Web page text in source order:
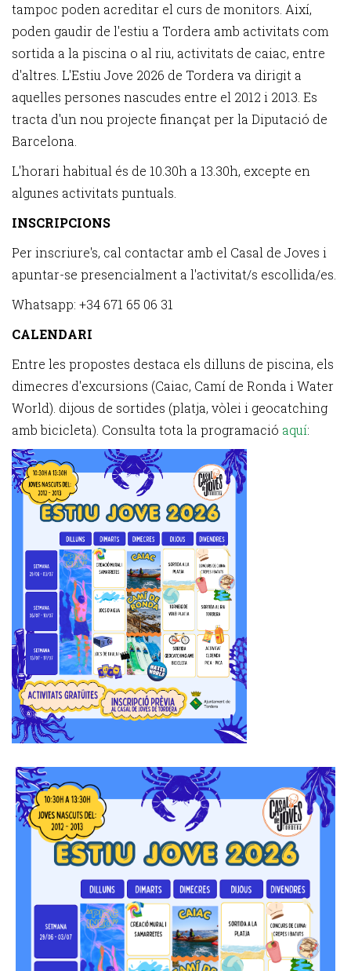
tampoc poden acreditar el curs de monitors. Així,
poden gaudir de l'estiu a Tordera amb activitats com
sortida a la piscina o al riu, activitats de caiac, entre
d'altres. L'Estiu Jove 2026 de Tordera va dirigit a
aquelles persones nascudes entre el 2012 i 2013. Es
tracta d'un nou projecte finançat per la Diputació de
Barcelona.
L'horari habitual és de 10.30h a 13.30h, excepte en
algunes activitats puntuals.
INSCRIPCIONS
Per inscriure's, cal contactar amb el Casal de Joves i
apuntar-se presencialment a l'activitat/s escollida/es.
Whatsapp: +34 671 65 06 31
CALENDARI
Entre les propostes destaca els dilluns de piscina, els
dimecres d'excursions (Caiac, Camí de Ronda i Water
World). dijous de sortides (platja, vòlei i geocatching
amb bicicleta). Consulta tota la programació aquí: